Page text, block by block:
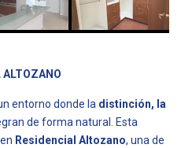
ALTOZANO
entorno donde la distinción, la
de forma natural. Esta
Residencial Altozano, una de